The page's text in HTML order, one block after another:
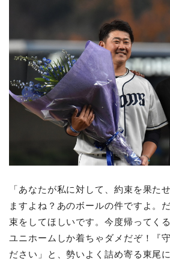
「あなたが私に対して、約束を果た
ますよね？あのボールの件ですよ。
束をしてほしいです。今度帰ってく
ユニホームしか着ちゃダメだぞ！『
ださい」と、勢いよく詰め寄る東尾